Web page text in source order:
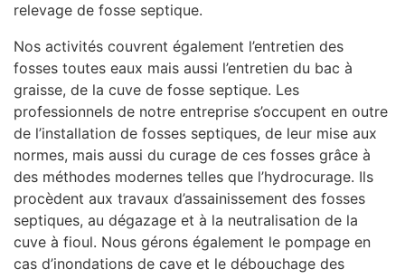
relevage de fosse septique.
Nos activités couvrent également l’entretien des
fosses toutes eaux mais aussi l’entretien du bac à
graisse, de la cuve de fosse septique. Les
professionnels de notre entreprise s’occupent en outre
de l’installation de fosses septiques, de leur mise aux
normes, mais aussi du curage de ces fosses grâce à
des méthodes modernes telles que l’hydrocurage. Ils
procèdent aux travaux d’assainissement des fosses
septiques, au dégazage et à la neutralisation de la
cuve à fioul. Nous gérons également le pompage en
cas d’inondations de cave et le débouchage des